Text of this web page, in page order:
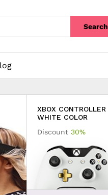
Search
XBOX CONTROLLER
WHITE COLOR
Discount 30%